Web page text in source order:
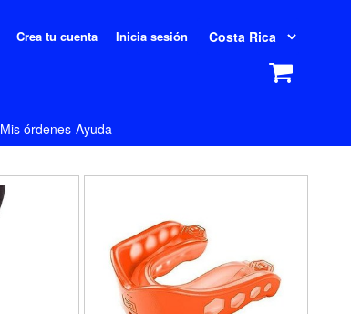
Crea tu cuenta Inicia sesión
Mis órdenes Ayuda